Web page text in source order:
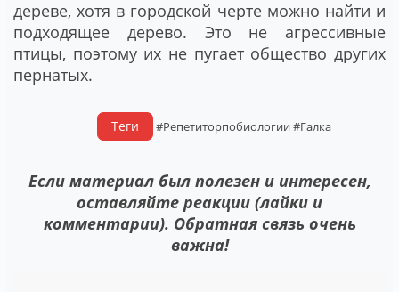
дереве, хотя в городской черте можно найти и
подходящее дерево. Это не агрессивные
птицы, поэтому их не пугает общество других
пернатых.
Теги #Репетиторпобиологии#Галка
Если материал был полезен и интересен,
оставляйте реакции (лайки и
комментарии). Обратная связь очень
важна!